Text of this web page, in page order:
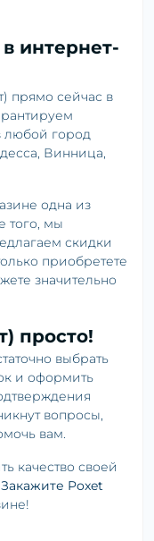
интернет-
прямо сейчас в
любой город
Винница,
одна из
того, мы
скидки
приобретете
значительно
просто!
выбрать
и оформить
вопросы,
вам.
качество своей
Закажите Poxet